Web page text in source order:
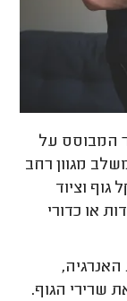
המבוסס על
מגוון רחב
וציוד
או כדורי
שרירי הגוף.